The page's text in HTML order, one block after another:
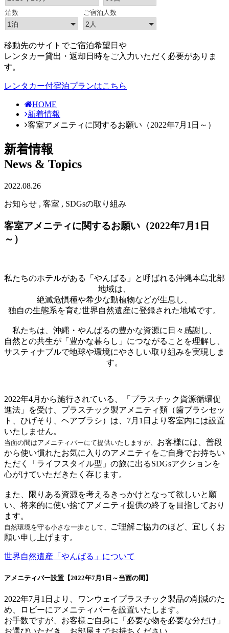
移動先のサイトでご宿泊希望日や
レンタカー貸出・返却日時をご入力いただく必要がありま
す。
レンタカー付宿泊プランはこちら
HOME
新着情報
客室アメニティに関するお願い（2022年7月1日～）
新着情報
News & Topics
2022.08.26
お知らせ , 客室 , SDGsの取り組み
客室アメニティに関するお願い（2022年7月1日
～）
私たちのホテルがある「やんばる」と呼ばれる沖縄本島北部
地域は、
絶滅危惧種や希少な動植物などが生息し、
独自の生態系を育む世界自然遺産に登録された地域です。
私たちは、沖縄・やんばるの豊かな資源に日々感謝し、
自然との共生が「豊かな暮らし」につながることを理解し、
サスティナブルで地球や環境にやさしい取り組みを実現しま
す。
2022年4月から施行されている、「プラスチック資源循環促
進法」を受け、プラスチック製アメニティ類（歯ブラシセッ
ト、ひげそり、ヘアブラシ）は、7月1日より客室内には設置
いたしません。
当面の間はアメニティバーにて提供いたしますが、 お客様には、普段
から使い慣れたお気に入りのアメニティをご自身でお持ちい
ただく「ライフスタイル型」の旅に出るSDGsアクションを
心がけていただきたく存じます。
また、限りある資源を考えるきっかけとなって欲しいと願
い、将来的に使い捨てアメニティ提供の終了を目指しており
ます。
自然環境を守る小さな一歩として、
ご理解ご協力のほど、宜しくお
願い申し上げます。
世界自然遺産「やんばる」について
アメニティバー設置【2022年7月1日～当面の間】
2022年7月1日より、ワンウェイプラスチック製品の削減のた
め、ロビーにアメニティバーを設置いたします。
お手数ですが、お客様ご自身に「必要な物を必要な分だけ」
お選びいただき、お部屋までお持ちください。